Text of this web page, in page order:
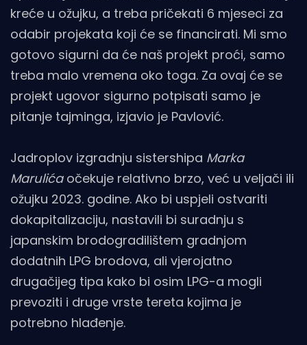
kreće u ožujku, a treba pričekati 6 mjeseci za
odabir projekata koji će se financirati. Mi smo
gotovo sigurni da će naš projekt proći, samo
treba malo vremena oko toga. Za ovaj će se
projekt ugovor sigurno potpisati samo je
pitanje tajminga, izjavio je Pavlović.
Jadroplov izgradnju sistershipa Marka
Marulićaočekuje relativno brzo, već u veljači ili
ožujku 2023. godine. Ako bi uspjeli ostvariti
dokapitalizaciju, nastavili bi suradnju s
japanskim brodogradilištem gradnjom
dodatnih LPG brodova, ali vjerojatno
drugačijeg tipa kako bi osim LPG-a mogli
prevoziti i druge vrste tereta kojima je
potrebno hlađenje.